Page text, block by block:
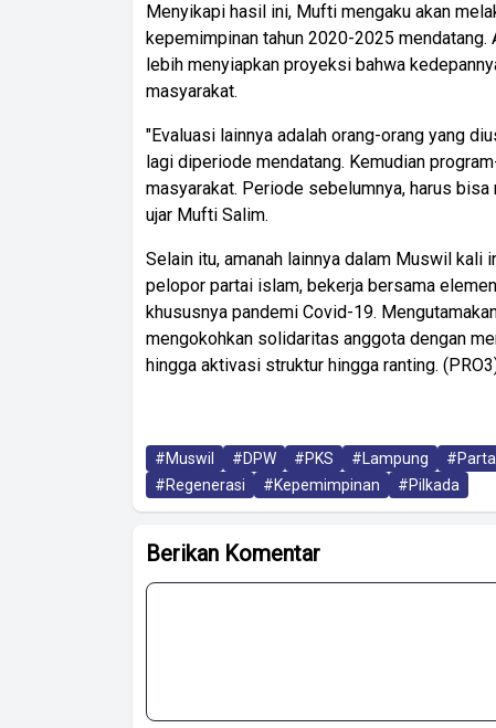
Menyikapi hasil ini, Mufti mengaku akan
kepemimpinan tahun 2020-2025
lebih menyiapkan proyeksi bahwa
masyarakat.
"Evaluasi lainnya adalah orang-orang yang
lagi diperiode mendatang. Kemudian
masyarakat. Periode sebelumnya, harus
ujar Mufti Salim.
Selain itu, amanah lainnya dalam Muswil kali
pelopor partai islam, bekerja bersama
khususnya pandemi Covid-19.
mengokohkan solidaritas anggota dengan
hingga aktivasi struktur hingga ranting.
#Muswil #DPW #PKS #Lampung
#Regenerasi
#Kepemimpinan #Pilkada
Berikan Komentar